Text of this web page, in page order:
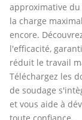
approximative
la charge
encore.
l'efficacité,
réduit le travail
Téléchargez les
de soudage
et vous aide à